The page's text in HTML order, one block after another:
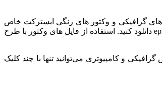
گرافیکی و وکتور های رنگی ابسترکت خاص
مختلف با کیفیت رنگی را برای طراحی‌های حرفه‌ای مناسب ساخت فیلم، تصاویر تبلیغاتی و موشن گرافیک در ابعاد بزرگ بدون افت کیفیت، در قالب فایل‌های eps دانلود کنید. استفاده از فایل های وکتور با طرح
و کامپیوتری می‌توانید تنها با چند کلیک